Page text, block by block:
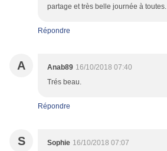
partage et très belle journée à toutes.
Répondre
A Anab89 16/10/2018 07:40
Trés beau.
Répondre
S Sophie 16/10/2018 07:07